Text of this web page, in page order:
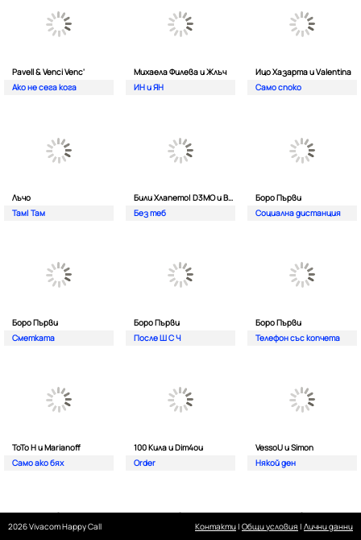
Pavell & Venci Venc'
Ако не сега кога
Михаела Филева и Жлъч
ИН и ЯН
Ицо Хазарта и Valentina
Само споко
Лъчо
Там| Там
Били Хлапето| D3MO и BREVIS
Без теб
Боро Първи
Социална дистанция
Боро Първи
Сметката
Боро Първи
После Ш С Ч
Боро Първи
Телефон със копчета
ТоТо Н и Marianoff
Само ако бях
100 Кила и Dim4ou
Order
VessoU и Simon
Някой ден
2026 Vivacom Happy Call Контакти| Общи условия | Лични данни